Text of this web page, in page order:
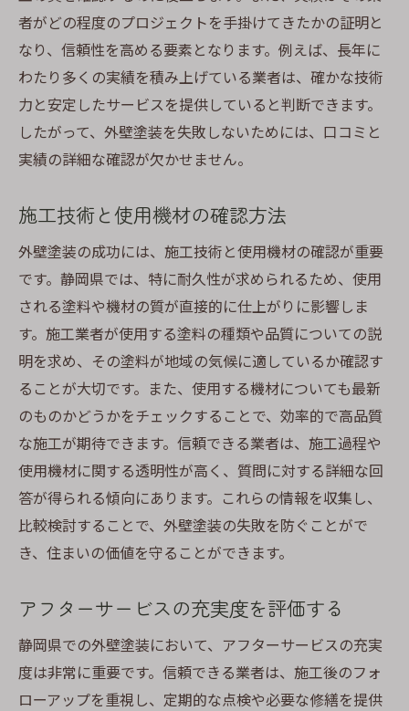
者がどの程度のプロジェクトを手掛けてきたかの証明と
なり、信頼性を高める要素となります。例えば、長年に
わたり多くの実績を積み上げている業者は、確かな技術
力と安定したサービスを提供していると判断できます。
したがって、外壁塗装を失敗しないためには、口コミと
実績の詳細な確認が欠かせません。
施工技術と使用機材の確認方法
外壁塗装の成功には、施工技術と使用機材の確認が重要
です。静岡県では、特に耐久性が求められるため、使用
される塗料や機材の質が直接的に仕上がりに影響しま
す。施工業者が使用する塗料の種類や品質についての説
明を求め、その塗料が地域の気候に適しているか確認す
ることが大切です。また、使用する機材についても最新
のものかどうかをチェックすることで、効率的で高品質
な施工が期待できます。信頼できる業者は、施工過程や
使用機材に関する透明性が高く、質問に対する詳細な回
答が得られる傾向にあります。これらの情報を収集し、
比較検討することで、外壁塗装の失敗を防ぐことがで
き、住まいの価値を守ることができます。
アフターサービスの充実度を評価する
静岡県での外壁塗装において、アフターサービスの充実
度は非常に重要です。信頼できる業者は、施工後のフォ
ローアップを重視し、定期的な点検や必要な修繕を提供